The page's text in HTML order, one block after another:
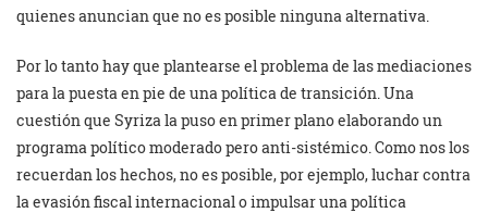
quienes anuncian que no es posible ninguna alternativa.
Por lo tanto hay que plantearse el problema de las mediaciones
para la puesta en pie de una política de transición. Una
cuestión que Syriza la puso en primer plano elaborando un
programa político moderado pero anti-sistémico. Como nos los
recuerdan los hechos, no es posible, por ejemplo, luchar contra
la evasión fiscal internacional o impulsar una política